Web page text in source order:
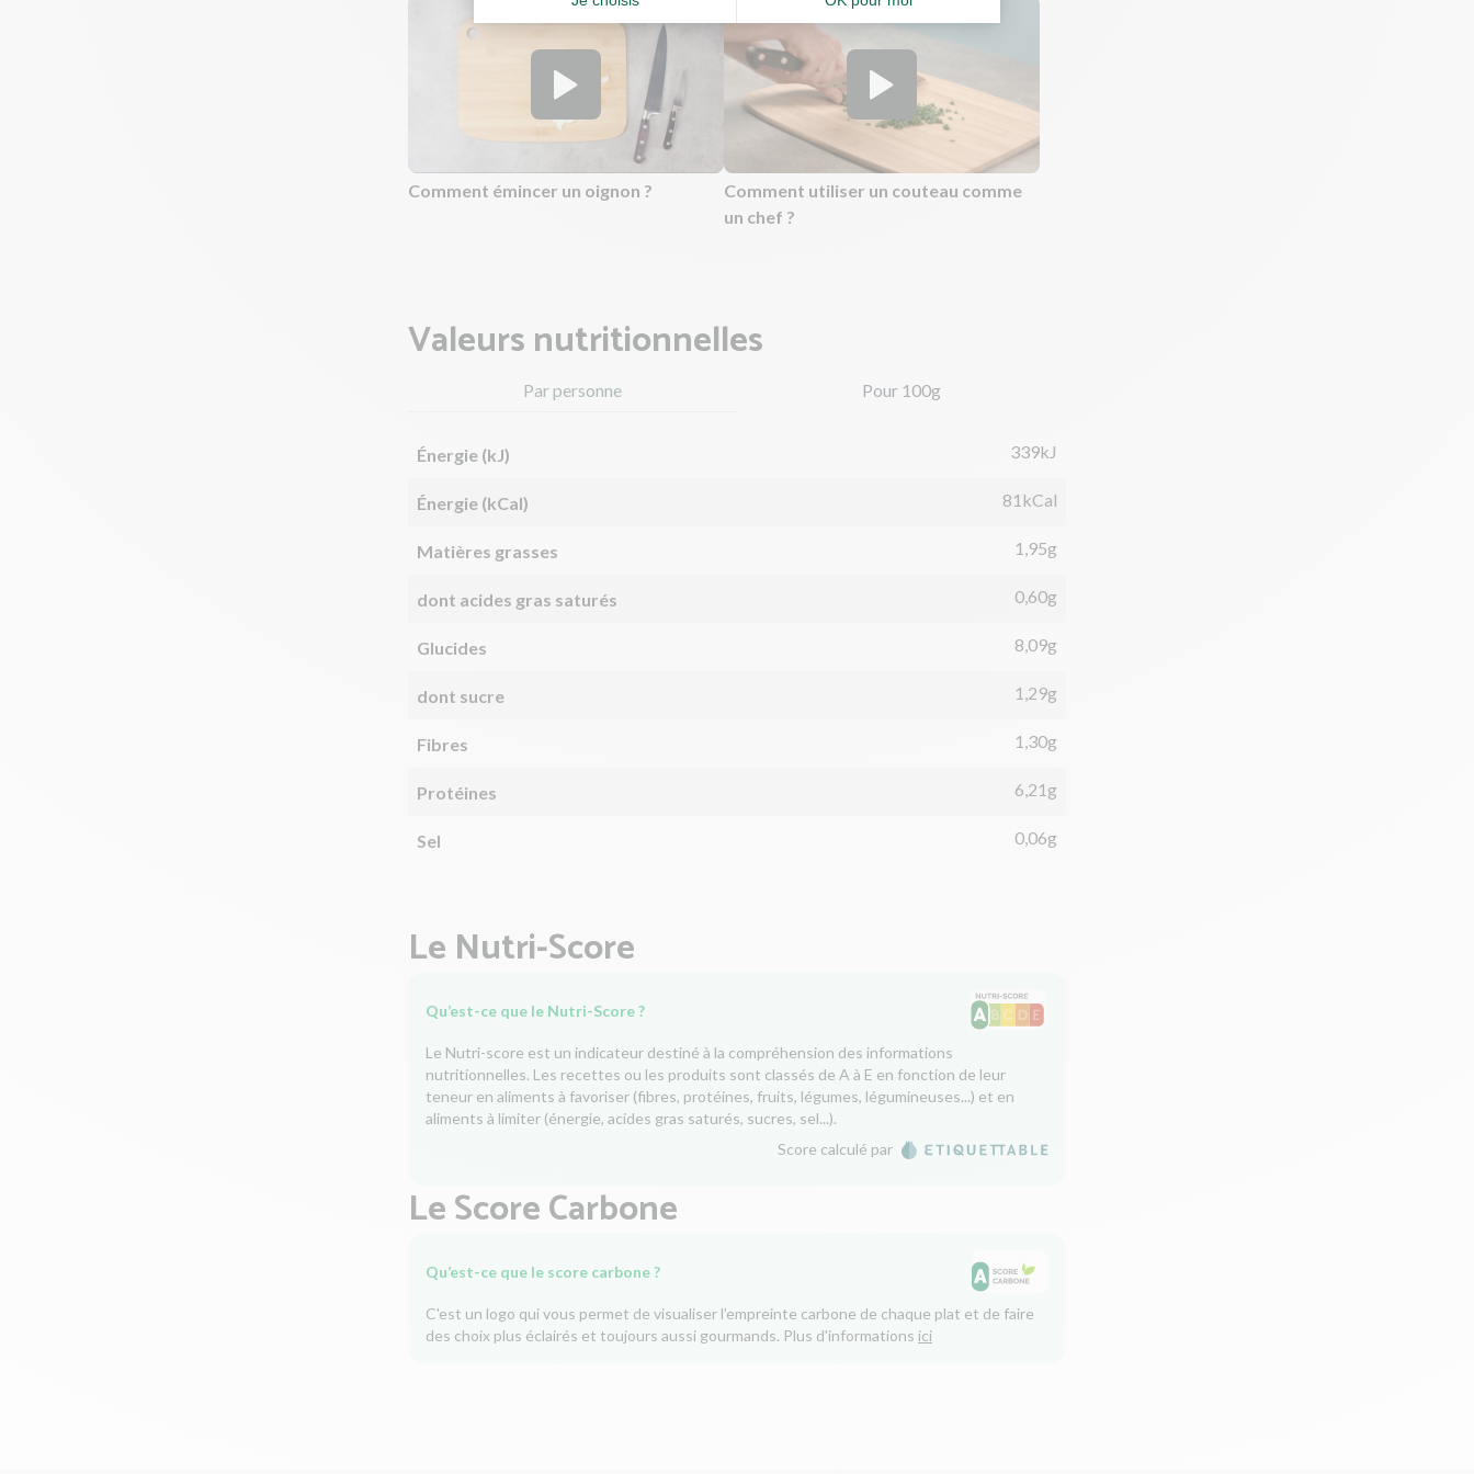
Comment émincer un oignon ?
Comment utiliser un couteau comme
un chef ?
Valeurs nutritionnelles
Par personne Pour 100g
Énergie (kJ) 339kJ
Énergie (kCal) 81kCal
Matières grasses 1,95g
dont acides gras saturés 0,60g
Glucides 8,09g
dont sucre 1,29g
Fibres 1,30g
Protéines 6,21g
Sel 0,06g
Le Nutri-Score
Qu’est-ce que le Nutri-Score ?
Le Nutri-score est un indicateur destiné à la compréhension des informations
nutritionnelles. Les recettes ou les produits sont classés de A à E en fonction de leur
teneur en aliments à favoriser (fibres, protéines, fruits, légumes, légumineuses...) et en
aliments à limiter (énergie, acides gras saturés, sucres, sel...).
Score calculé par
Le Score Carbone
Qu’est-ce que le score carbone ?
C'est un logo qui vous permet de visualiser l’empreinte carbone de chaque plat et de faire
des choix plus éclairés et toujours aussi gourmands. Plus d'informations ici